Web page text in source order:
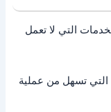
التي لا تعمل
تسهل من عملية